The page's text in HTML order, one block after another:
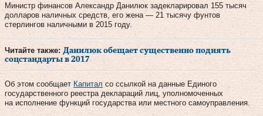
Министр финансов Александр Данилюк задекларировал 155 тысяч
долларов наличных средств, его жена — 21 тысячу фунтов
стерлингов наличными в 2015 году.
Читайте также: Данилюк обещает существенно поднять
соцстандарты в 2017
Об этом сообщает Капитал со ссылкой на данные Единого
государственного реестра деклараций лиц, уполномоченных
на исполнение функций государства или местного самоуправления.